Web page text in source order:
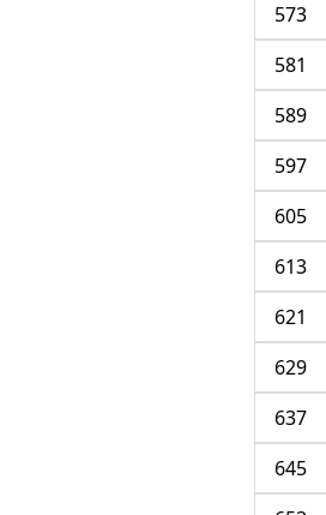
573
581
589
597
605
613
621
629
637
645